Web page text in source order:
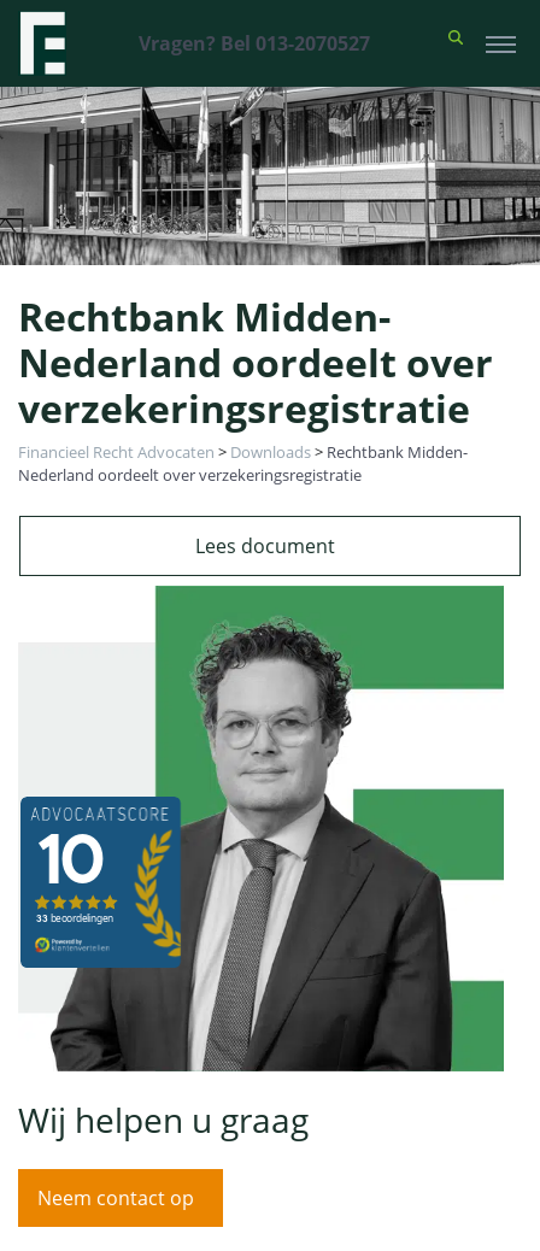
Vragen? Bel 013-2070527
Rechtbank Midden-
Nederland oordeelt over
verzekeringsregistratie
Financieel Recht Advocaten > Downloads> Rechtbank Midden-
Nederland oordeelt over verzekeringsregistratie
Lees document
Wij helpen u graag
Neem contact op